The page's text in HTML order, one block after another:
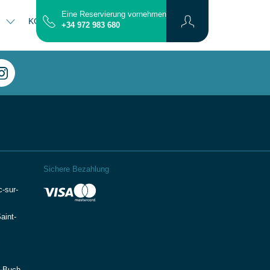
KONTAKT PLAN
Eine Reservierung vornehmen
+34 972 983 680
sur-
Sichere Bezahlung